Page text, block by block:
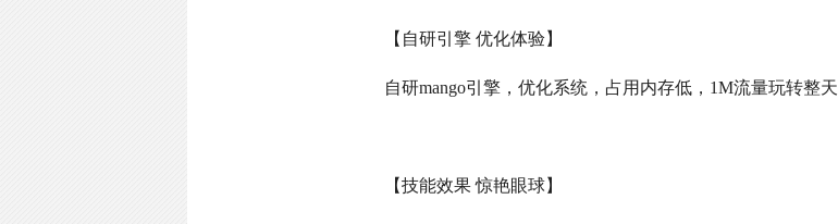
【自研引擎 优化体验】
自研mango引擎，优化系统，占用内存低， 1M流量玩转整天
【技能效果 惊艳眼球】